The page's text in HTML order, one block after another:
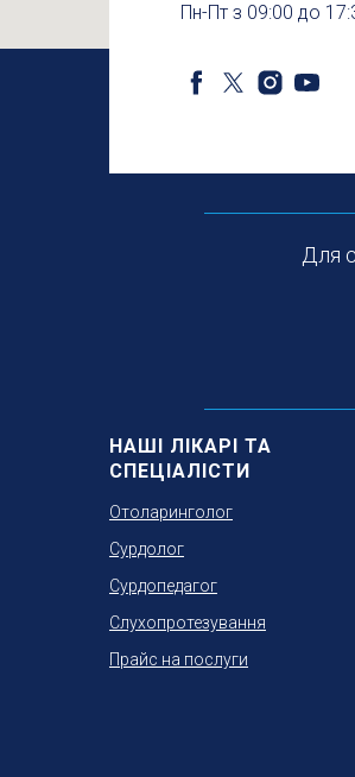
Пн-Пт з 09:00 до
Для
НАШІ ЛІКАРІ ТА
СПЕЦІАЛІСТИ
Отоларинголог
Сурдолог
Сурдопедагог
Слухопротезування
Прайс на послуги